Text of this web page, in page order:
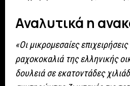
Αναλυτικά η
«Οι μικρομεσαίες
ραχοκοκαλιά της ελληνικής
δουλειά σε εκατοντάδες